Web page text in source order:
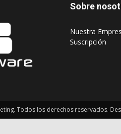
Sobre
‎Nuestra
‎Suscripción
Todos los derechos reservados.